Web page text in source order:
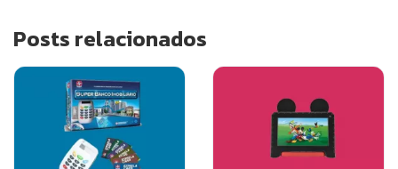
Posts relacionados